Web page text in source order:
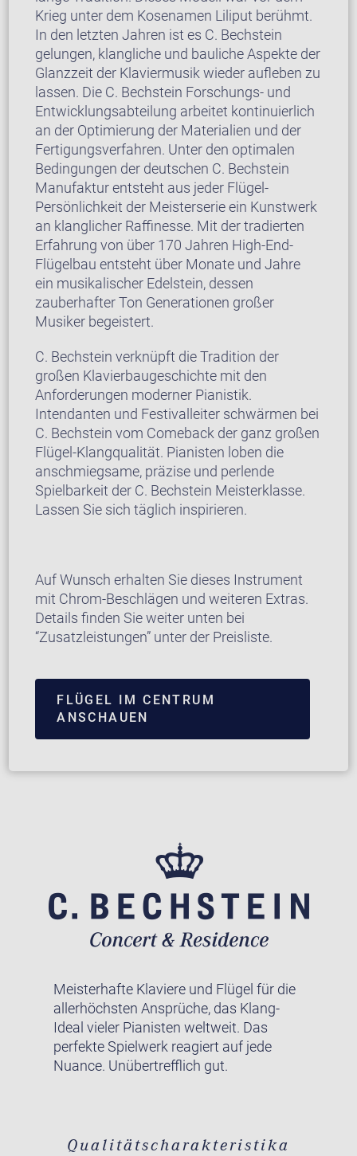
Krieg unter dem Kosenamen Liliput berühmt.
In den letzten Jahren ist es C. Bechstein
gelungen, klangliche und bauliche Aspekte der
Glanzzeit der Klaviermusik wieder aufleben zu
lassen. Die C. Bechstein Forschungs- und
Entwicklungsabteilung arbeitet kontinuierlich
an der Optimierung der Materialien und der
Fertigungsverfahren. Unter den optimalen
Bedingungen der deutschen C. Bechstein
Manufaktur entsteht aus jeder Flügel-
Persönlichkeit der Meisterserie ein Kunstwerk
an klanglicher Raffinesse. Mit der tradierten
Erfahrung von über 170 Jahren High-End-
Flügelbau entsteht über Monate und Jahre
ein musikalischer Edelstein, dessen
zauberhafter Ton Generationen großer
Musiker begeistert.
C. Bechstein verknüpft die Tradition der
großen Klavierbaugeschichte mit den
Anforderungen moderner Pianistik.
Intendanten und Festivalleiter schwärmen bei
C. Bechstein vom Comeback der ganz großen
Flügel-Klangqualität. Pianisten loben die
anschmiegsame, präzise und perlende
Spielbarkeit der C. Bechstein Meisterklasse.
Lassen Sie sich täglich inspirieren.
Auf Wunsch erhalten Sie dieses Instrument
mit Chrom-Beschlägen und weiteren Extras.
Details finden Sie weiter unten bei
“Zusatzleistungen” unter der Preisliste.
FLÜGEL IM CENTRUM
ANSCHAUEN
Meisterhafte Klaviere und Flügel für die
allerhöchsten Ansprüche, das Klang-
Ideal vieler Pianisten weltweit. Das
perfekte Spielwerk reagiert auf jede
Nuance. Unübertrefflich gut.
Qualitätscharakteristika